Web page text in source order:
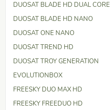
DUOSAT BLADE HD DUAL CORE
DUOSAT BLADE HD NANO
DUOSAT ONE NANO
DUOSAT TREND HD
DUOSAT TROY GENERATION
EVOLUTIONBOX
FREESKY DUO MAX HD
FREESKY FREEDUO HD